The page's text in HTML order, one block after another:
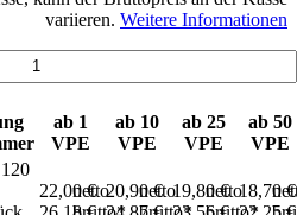
variieren. Weitere Informationen
ab 1
VPE
ab 10
VPE
ab 25
VPE
ab 50
VPE
22,00 €
netto20,90 €
netto19,80 €
netto18,70